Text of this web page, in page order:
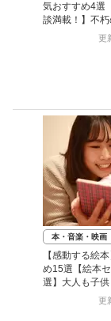
気おすすめ4選
談満載！】不
更
本・音楽・映画
【感動する絵
め15選【絵本
選】大人も子
更